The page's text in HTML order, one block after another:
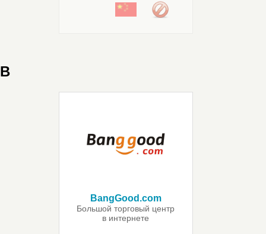
B
BangGood.com
Большой торговый центр
в интернете